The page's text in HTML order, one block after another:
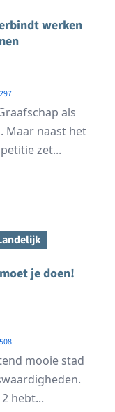
werken
als
Maar naast het
zet...
je doen!
mooie stad
hebt...